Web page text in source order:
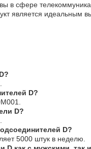
в сфере
является идеальным
D?
D?
D?
5000 штук в неделю.